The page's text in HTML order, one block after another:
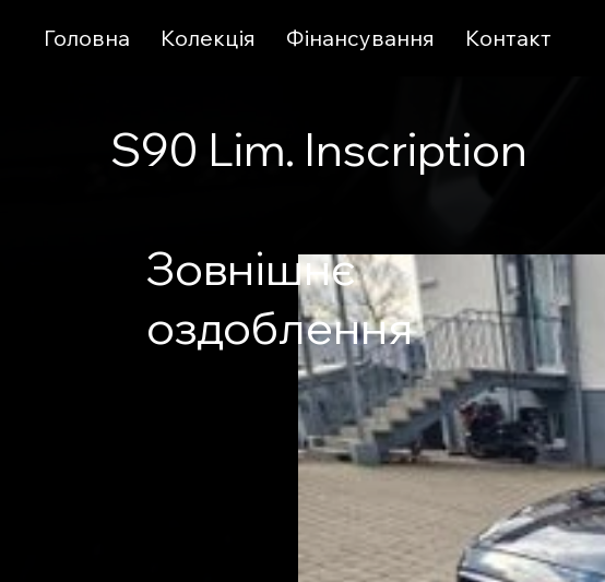
Головна Колекція Фінансування Контакт
S90 Lim. Inscription
Зовнішнє
оздоблення